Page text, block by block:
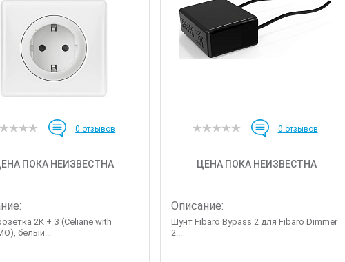
0 отзывов
ПОКА НЕИЗВЕСТНА
2К + З (Celiane with
белый...
0 отзывов
ЦЕНА ПОКА НЕИЗВЕСТНА
Описание:
Шунт Fibaro Bypass 2 для Fibaro Dimmer
2...